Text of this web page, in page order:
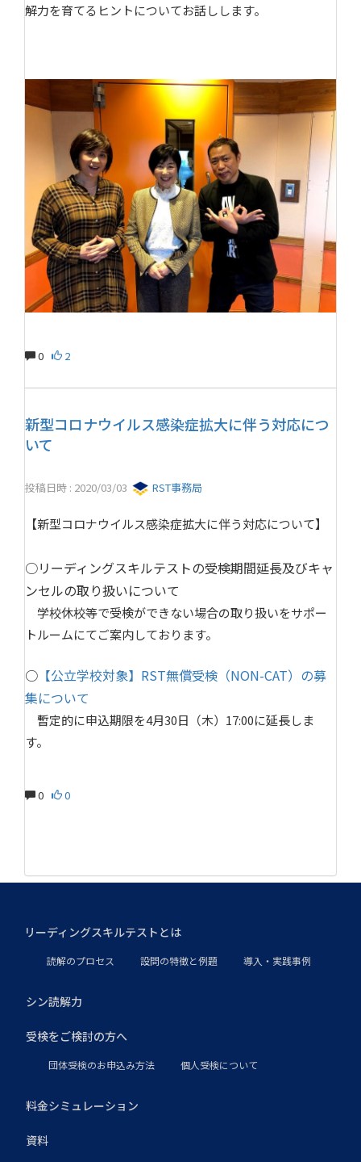
解力を育てるヒントについてお話しします。
0 2
新型コロナウイルス感染症拡大に伴う対応につ
いて
投稿日時 : 2020/03/03 RST事務局
【新型コロナウイルス感染症拡大に伴う対応について】
○リーディングスキルテストの受検期間延長及びキャ
ンセルの取り扱いについて
学校休校等で受検ができない場合の取り扱いをサポー
トルームにてご案内しております。
○ 【公立学校対象】RST無償受検（NON-CAT）の募
集について
暫定的に申込期限を4月30日（木）17:00に延長しま
す。
0 0
リーディングスキルテストとは
読解のプロセス 設問の特徴と例題 導入・実践事例
シン読解力
受検をご検討の方へ
団体受検のお申込み方法 個人受検について
料金シミュレーション
資料